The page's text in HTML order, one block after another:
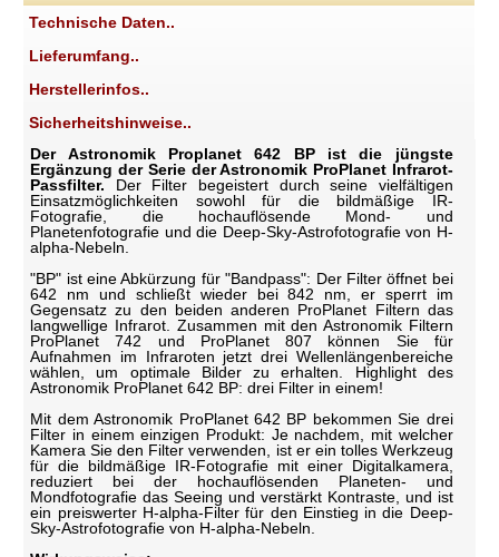
Technische Daten..
Lieferumfang..
Herstellerinfos..
Sicherheitshinweise..
Der Astronomik Proplanet 642 BP ist die jüngste
Ergänzung der Serie der Astronomik ProPlanet Infrarot-
Passfilter. Der Filter begeistert durch seine vielfältigen
Einsatzmöglichkeiten sowohl für die bildmäßige IR-
Fotografie, die hochauflösende Mond- und
Planetenfotografie und die Deep-Sky-Astrofotografie von H-
alpha-Nebeln.
"BP" ist eine Abkürzung für "Bandpass": Der Filter öffnet bei
642 nm und schließt wieder bei 842 nm, er sperrt im
Gegensatz zu den beiden anderen ProPlanet Filtern das
langwellige Infrarot. Zusammen mit den Astronomik Filtern
ProPlanet 742 und ProPlanet 807 können Sie für
Aufnahmen im Infraroten jetzt drei Wellenlängenbereiche
wählen, um optimale Bilder zu erhalten. Highlight des
Astronomik ProPlanet 642 BP: drei Filter in einem!
Mit dem Astronomik ProPlanet 642 BP bekommen Sie drei
Filter in einem einzigen Produkt: Je nachdem, mit welcher
Kamera Sie den Filter verwenden, ist er ein tolles Werkzeug
für die bildmäßige IR-Fotografie mit einer Digitalkamera,
reduziert bei der hochauflösenden Planeten- und
Mondfotografie das Seeing und verstärkt Kontraste, und ist
ein preiswerter H-alpha-Filter für den Einstieg in die Deep-
Sky-Astrofotografie von H-alpha-Nebeln.